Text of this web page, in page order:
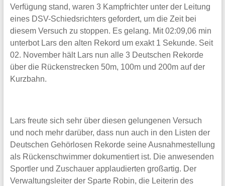
Verfügung stand, waren 3 Kampfrichter unter der Leitung
eines DSV-Schiedsrichters gefordert, um die Zeit bei
diesem Versuch zu stoppen. Es gelang. Mit 02:09,06 min
unterbot Lars den alten Rekord um exakt 1 Sekunde. Seit
02. November hält Lars nun alle 3 Deutschen Rekorde
über die Rückenstrecken 50m, 100m und 200m auf der
Kurzbahn.
Lars freute sich sehr über diesen gelungenen Versuch
und noch mehr darüber, dass nun auch in den Listen der
Deutschen Gehörlosen Rekorde seine Ausnahmestellung
als Rückenschwimmer dokumentiert ist. Die anwesenden
Sportler und Zuschauer applaudierten großartig. Der
Verwaltungsleiter der Sparte Robin, die Leiterin des